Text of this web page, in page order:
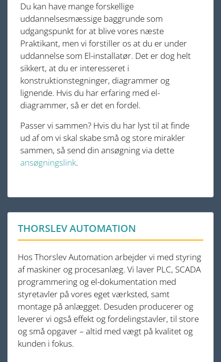
Du kan have mange forskellige
uddannelsesmæssige baggrunde som
udgangspunkt for at blive vores næste
Praktikant, men vi forstiller os at du er under
uddannelse som El-installatør. Det er dog helt
sikkert, at du er interesseret i
konstruktionstegninger, diagrammer og
lignende. Hvis du har erfaring med el-
diagrammer, så er det en fordel.
Passer vi sammen? Hvis du har lyst til at finde
ud af om vi skal skabe små og store mirakler
sammen, så send din ansøgning via dette
ansøgningslink.
THORSLEV AUTOMATION
Hos Thorslev Automation arbejder vi med styring
af maskiner og procesanlæg. Vi laver PLC, SCADA
programmering og el-dokumentation med
styretavler på vores eget værksted, samt
montage på anlægget. Desuden producerer og
leverer vi også effekt og fordelingstavler, til store
og små opgaver – altid med vægt på kvalitet og
kunden i fokus.